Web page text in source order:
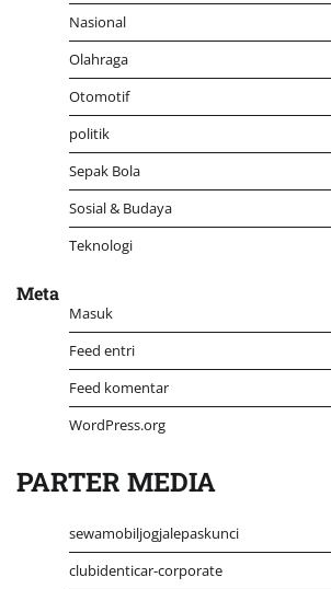
Nasional
Olahraga
Otomotif
politik
Sepak Bola
Sosial & Budaya
Teknologi
Meta
Masuk
Feed entri
Feed komentar
WordPress.org
PARTER MEDIA
sewamobiljogjalepaskunci
clubidenticar-corporate